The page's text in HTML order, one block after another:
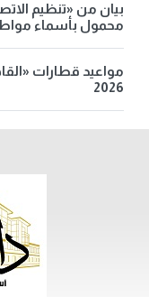
بيان من «تنظيم
محمول بأسماء
2026